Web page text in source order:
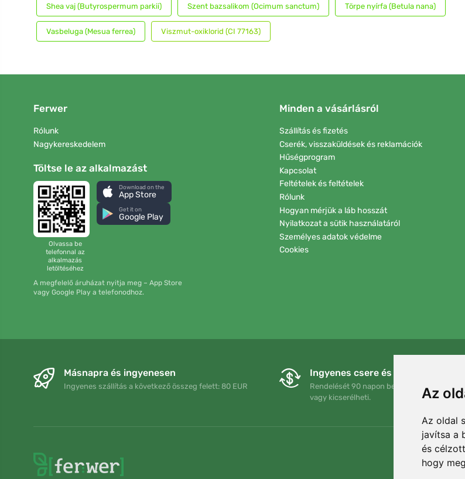
Az
Az oldal
javítsa a
és
hogy
Shea vaj (Butyrospermum parkii) Szent bazsalikom (Ocimum sanctum) Törpe nyírfa (Betula nana)
Vasbeluga (Mesua ferrea) Viszmut-oxiklorid (CI 77163)
Ferwer
Rólunk
Nagykereskedelem
Töltse le az alkalmazást
Olvassa be
telefonnal az
alkalmazás
letöltéséhez
Download on the
App Store
Get it on
Google Play
A megfelelő áruházat nyitja meg – App Store
vagy Google Play a telefonodhoz.
Minden a vásárlásról
Szállítás és fizetés
Cserék, visszaküldések és reklamációk
Hűségprogram
Kapcsolat
Feltételek és feltételek
Rólunk
Hogyan mérjük a láb hosszát
Nyilatkozat a sütik használatáról
Személyes adatok védelme
Cookies
Másnapra és ingyenesen
Ingyenes szállítás a következő összeg felett: 80 EUR
Ingyenes csere és visszaküldés
Rendelését 90 napon belül bármikor
vagy kicserélheti.